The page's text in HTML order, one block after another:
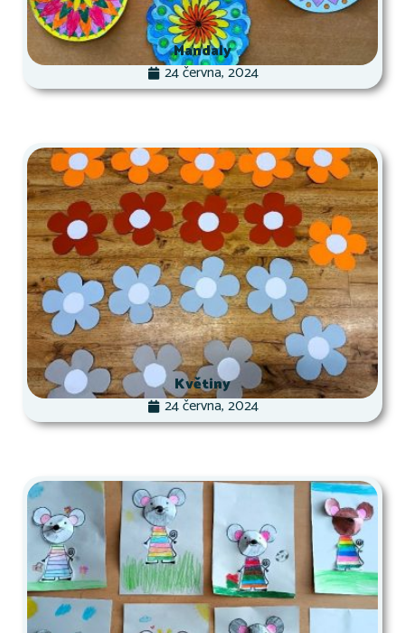
Mandaly
24 června, 2024
Květiny
24 června, 2024